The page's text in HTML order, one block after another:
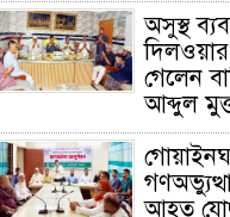
অসুস্থ
গেলেন
আব্দুল
আহত